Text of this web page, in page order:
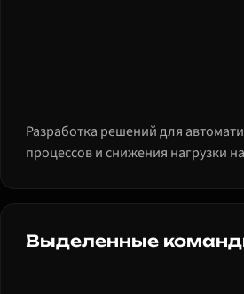
Разработка решений для
процессов и снижения нагрузки
Выделенные